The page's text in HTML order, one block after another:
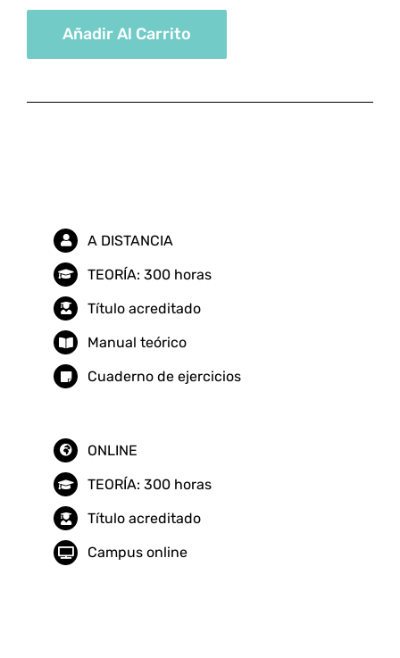
en
Atletismo
Añadir Al Carrito
A DISTANCIA
TEORÍA: 300 horas
Título acreditado
Manual teórico
Cuaderno de ejercicios
ONLINE
TEORÍA: 300 horas
Título acreditado
Campus online